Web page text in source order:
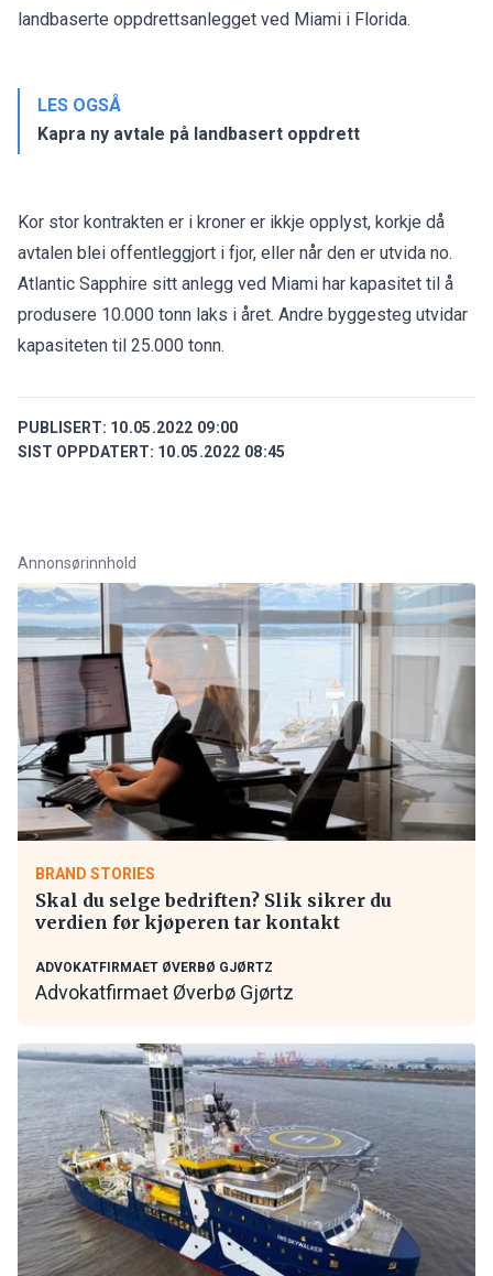
landbaserte oppdrettsanlegget ved Miami i Florida.
LES OGSÅ
Kapra ny avtale på landbasert oppdrett
Kor stor kontrakten er i kroner er ikkje opplyst, korkje då
avtalen blei offentleggjort i fjor, eller når den er utvida no.
Atlantic Sapphire sitt anlegg ved Miami har kapasitet til å
produsere 10.000 tonn laks i året. Andre byggesteg utvidar
kapasiteten til 25.000 tonn.
PUBLISERT: 10.05.2022 09:00
SIST OPPDATERT: 10.05.2022 08:45
Annonsørinnhold
BRAND STORIES
Skal du selge bedriften? Slik sikrer du
verdien før kjøperen tar kontakt
ADVOKATFIRMAET ØVERBØ GJØRTZ
Advokatfirmaet Øverbø Gjørtz